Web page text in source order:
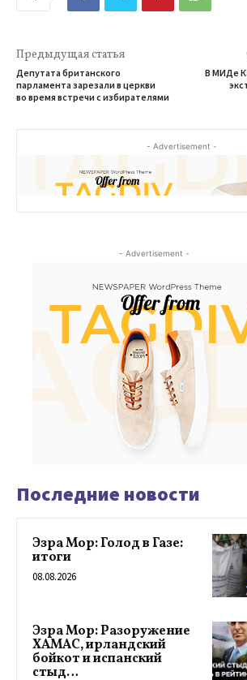
Предыдущая статья
Депутата британского
парламента зарезали в церкви
во время встречи с избирателями
В МИДе
- Advertisement -
- Advertisement -
Последние новости
Эзра Мор: Голод в Газе:
итоги
08.08.2026
Эзра Мор: Разоружение
ХАМАС, ирландский
бойкот и испанский
стыд…